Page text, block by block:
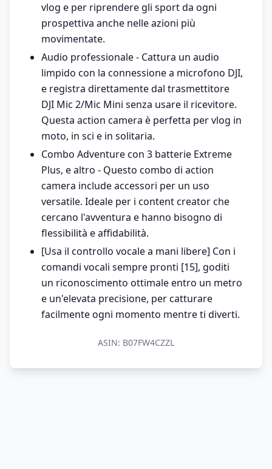
vlog e per riprendere gli sport da ogni
prospettiva anche nelle azioni più
movimentate.
Audio professionale - Cattura un audio
limpido con la connessione a microfono DJI,
e registra direttamente dal trasmettitore
DJI Mic 2/Mic Mini senza usare il ricevitore.
Questa action camera è perfetta per vlog in
moto, in sci e in solitaria.
Combo Adventure con 3 batterie Extreme
Plus, e altro - Questo combo di action
camera include accessori per un uso
versatile. Ideale per i content creator che
cercano l'avventura e hanno bisogno di
flessibilità e affidabilità.
[Usa il controllo vocale a mani libere] Con i
comandi vocali sempre pronti [15], goditi
un riconoscimento ottimale entro un metro
e un'elevata precisione, per catturare
facilmente ogni momento mentre ti diverti.
ASIN: B07FW4CZZL